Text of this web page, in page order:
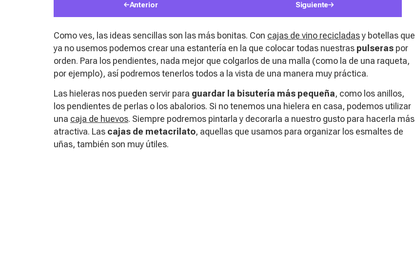
Anterior Siguiente
Como ves, las ideas sencillas son las más bonitas. Con cajas de vino recicladasy botellas que
ya no usemos podemos crear una estantería en la que colocar todas nuestras pulseras por
orden. Para los pendientes, nada mejor que colgarlos de una malla (como la de una raqueta,
por ejemplo), así podremos tenerlos todos a la vista de una manera muy práctica.
Las hieleras nos pueden servir para guardar la bisutería más pequeña, como los anillos,
los pendientes de perlas o los abalorios. Si no tenemos una hielera en casa, podemos utilizar
una caja de huevos. Siempre podremos pintarla y decorarla a nuestro gusto para hacerla más
atractiva. Las cajas de metacrilato, aquellas que usamos para organizar los esmaltes de
uñas, también son muy útiles.